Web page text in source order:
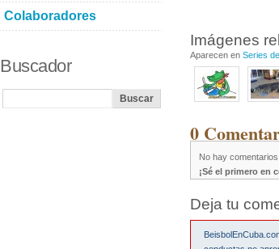
Imágenes
Aparecen en Series
0
No hay comentarios
¡Sé el primero en
Deja tu
Colaboradores
Buscador